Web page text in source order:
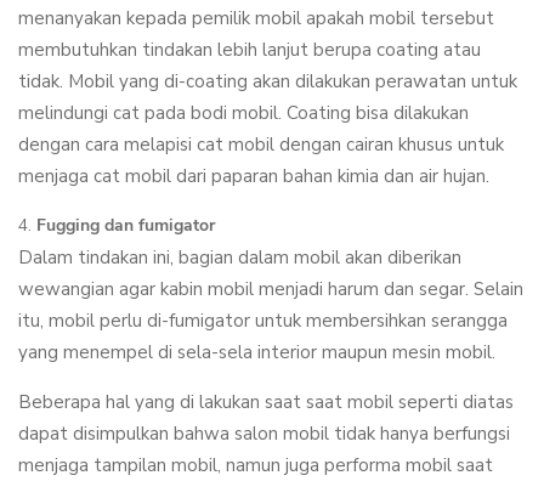
menanyakan kepada pemilik mobil apakah mobil tersebut
membutuhkan tindakan lebih lanjut berupa coating atau
tidak. Mobil yang di-coating akan dilakukan perawatan untuk
melindungi cat pada bodi mobil. Coating bisa dilakukan
dengan cara melapisi cat mobil dengan cairan khusus untuk
menjaga cat mobil dari paparan bahan kimia dan air hujan.
Fugging dan fumigator
Dalam tindakan ini, bagian dalam mobil akan diberikan
wewangian agar kabin mobil menjadi harum dan segar. Selain
itu, mobil perlu di-fumigator untuk membersihkan serangga
yang menempel di sela-sela interior maupun mesin mobil.
Beberapa hal yang di lakukan saat saat mobil seperti diatas
dapat disimpulkan bahwa salon mobil tidak hanya berfungsi
menjaga tampilan mobil, namun juga performa mobil saat